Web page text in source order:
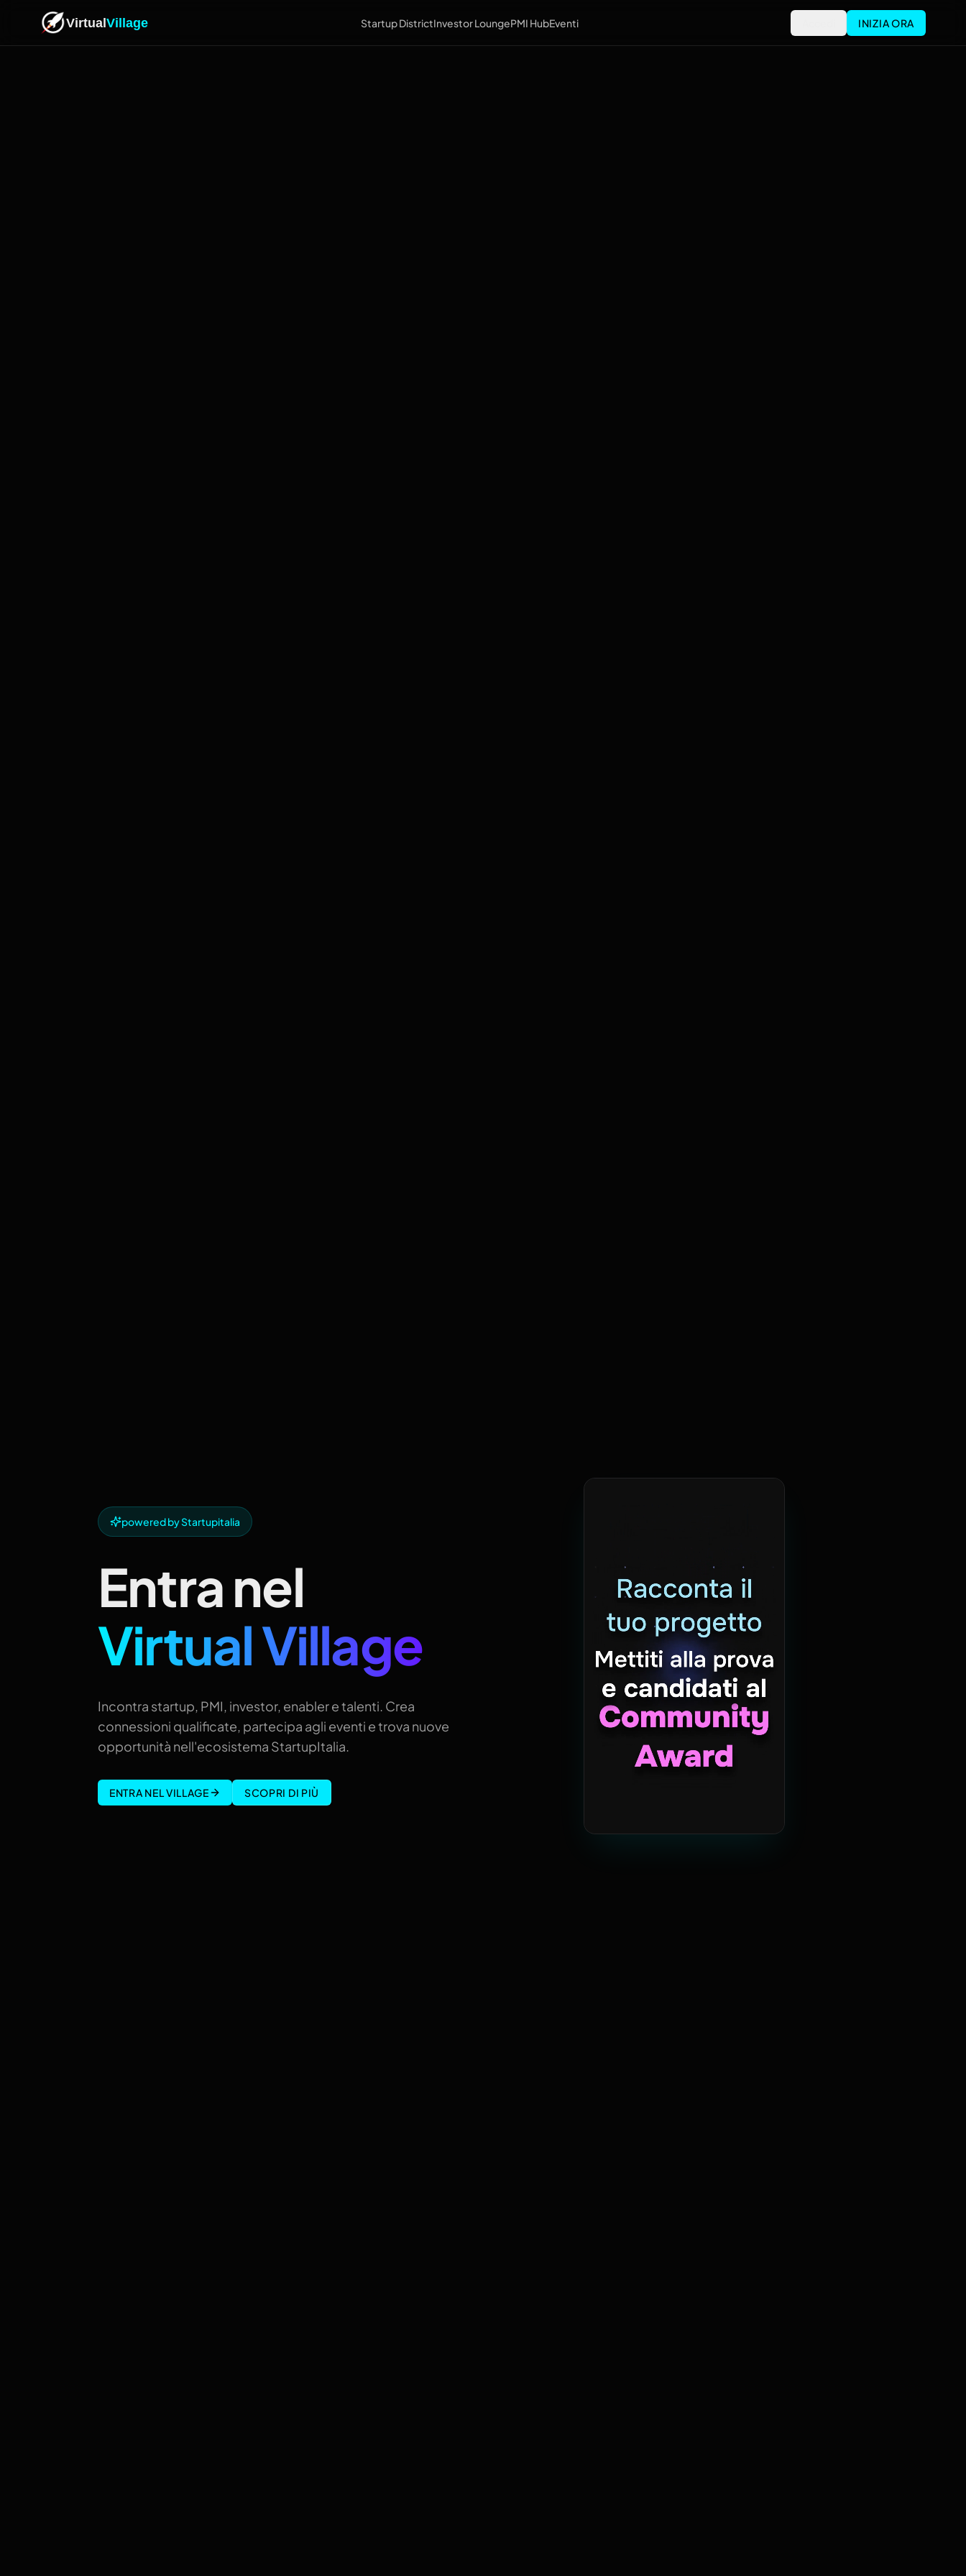
VirtualVillage Startup DistrictInvestor LoungePMI HubEventi INIZIA ORA
powered by Startupitalia
Entra nel
Virtual Village
Incontra startup, PMI, investor, enabler e talenti. Crea
connessioni qualificate, partecipa agli eventi e trova nuove
opportunità nell'ecosistema StartupItalia.
ENTRA NEL VILLAGE SCOPRI DI PIÙ